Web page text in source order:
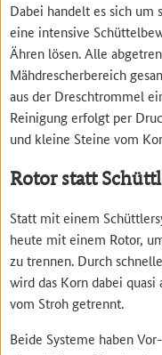
Dabei handelt es sich
eine intensive
Ähren lösen. Alle
Mähdrescherbereich
aus der Dreschtrommel
Reinigung erfolgt per
und kleine Steine vom
Rotor statt
Statt mit einem
heute mit einem Rotor,
zu trennen. Durch
wird das Korn dabei
vom Stroh getrennt.
Beide Systeme haben